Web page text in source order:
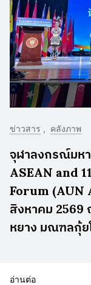
ข่าวสาร คลังภาพ
จุฬาลงกรณ์มหา
ASEAN and
Forum (AUN
สิงหาคม 2569
หยาง มณฑลกุ้ย
อ่านต่อ